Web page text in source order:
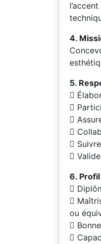
4.
5.






6.


ou

